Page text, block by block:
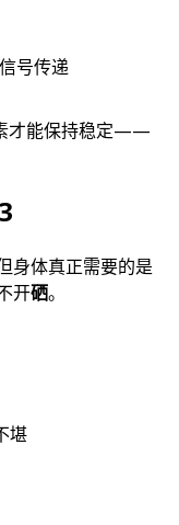
号传递
才能保持稳定——
身体真正需要的是
开硒。
堪